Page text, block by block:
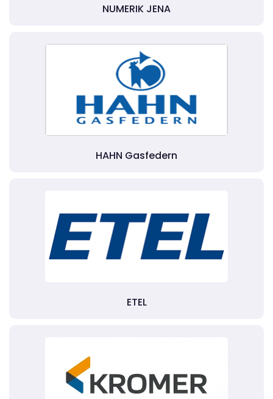
NUMERIK JENA
HAHN Gasfedern
ETEL